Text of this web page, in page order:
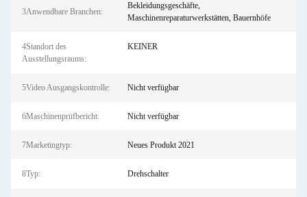
3Anwendbare Branchen:
Bekleidungsgeschäfte,
Maschinenreparaturwerkstätten, Bauernhöfe
4Standort des
Ausstellungsraums:
KEINER
5Video Ausgangskontrolle: Nicht verfügbar
6Maschinenprüfbericht: Nicht verfügbar
7Marketingtyp: Neues Produkt 2021
8Typ: Drehschalter